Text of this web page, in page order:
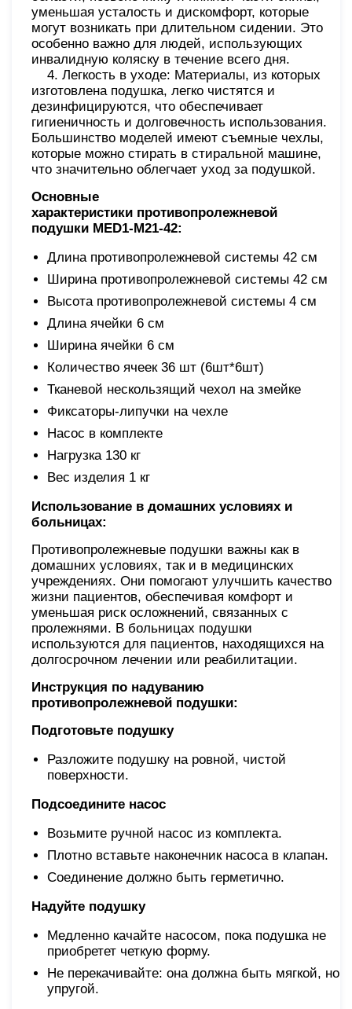
уменьшая усталость и дискомфорт, которые
могут возникать при длительном сидении. Это
особенно важно для людей, использующих
инвалидную коляску в течение всего дня.
4. Легкость в уходе: Материалы, из которых
изготовлена подушка, легко чистятся и
дезинфицируются, что обеспечивает
гигиеничность и долговечность использования.
Большинство моделей имеют съемные чехлы,
которые можно стирать в стиральной машине,
что значительно облегчает уход за подушкой.
Основные
характеристики противопролежневой
подушки MED1-M21-42:
Длина противопролежневой системы 42 см
Ширина противопролежневой системы 42 см
Высота противопролежневой системы 4 см
Длина ячейки 6 см
Ширина ячейки 6 см
Количество ячеек 36 шт (6шт*6шт)
Тканевой нескользящий чехол на змейке
Фиксаторы-липучки на чехле
Насос в комплекте
Нагрузка 130 кг
Вес изделия 1 кг
Использование в домашних условиях и
больницах:
Противопролежневые подушки важны как в
домашних условиях, так и в медицинских
учреждениях. Они помогают улучшить качество
жизни пациентов, обеспечивая комфорт и
уменьшая риск осложнений, связанных с
пролежнями. В больницах подушки
используются для пациентов, находящихся на
долгосрочном лечении или реабилитации.
Инструкция по надуванию
противопролежневой подушки:
Подготовьте подушку
Разложите подушку на ровной, чистой
поверхности.
Подсоедините насос
Возьмите ручной насос из комплекта.
Плотно вставьте наконечник насоса в клапан.
Соединение должно быть герметично.
Надуйте подушку
Медленно качайте насосом, пока подушка не
приобретет четкую форму.
Не перекачивайте: она должна быть мягкой, но
упругой.